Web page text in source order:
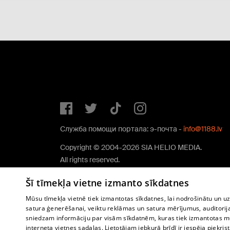
Служба помощи портала: э-почта - info@1188.lv
Copyright © 2004-2026 SIA HELIO MEDIA.
All rights reserved.
Šī tīmekļa vietne izmanto sīkdatnes
Mūsu tīmekļa vietnē tiek izmantotas sīkdatnes, lai nodrošinātu un
satura ģenerēšanai, veiktu reklāmas un satura mērījumus,
sniedzam informāciju par visām sīkdatnēm, kuras tiek izmantotas
interneta vietnes sadaļas. Lietotājam jebkurā brīdī ir iespēja